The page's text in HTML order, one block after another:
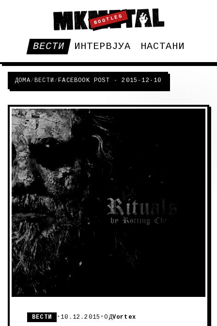
BOOTLEG
ВЕСТИ ИНТЕРВЈУА НАСТАНИ
ДОМА/ВЕСТИ /FACEBOOK POST - 2015-12-10
ВЕСТИ • 10.12.2015 •ОДVortex